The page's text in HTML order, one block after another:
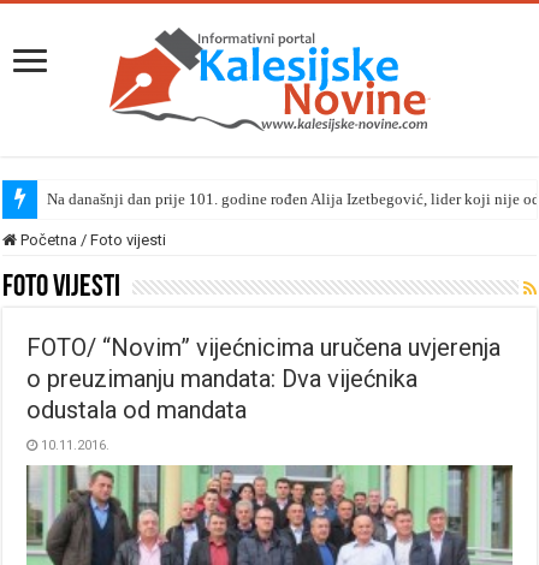
Na današnji dan prije 101. godine rođen Alija Izetbegović, lider koji nije
Početna / Foto vijesti
Foto vijesti
FOTO/ “Novim” vijećnicima uručena uvjerenja
o preuzimanju mandata: Dva vijećnika
odustala od mandata
10.11.2016.